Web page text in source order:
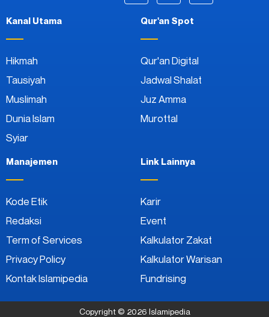
Kanal Utama
Hikmah
Tausiyah
Muslimah
Dunia Islam
Syiar
Qur'an Spot
Qur'an Digital
Jadwal Shalat
Juz Amma
Murottal
Manajemen
Kode Etik
Redaksi
Term of Services
Privacy Policy
Kontak Islamipedia
Link Lainnya
Karir
Event
Kalkulator Zakat
Kalkulator Warisan
Fundrising
Copyright © 2026 Islamipedia